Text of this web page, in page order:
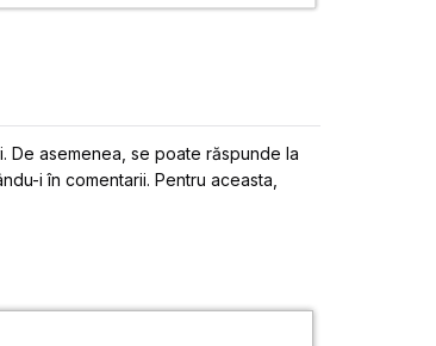
De asemenea, se poate răspunde la
i în comentarii. Pentru aceasta,